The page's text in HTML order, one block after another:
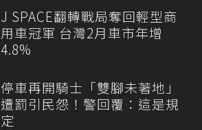
J SPACE翻轉戰局奪回輕型商
用車冠軍 台灣2月車市年增
4.8%
停車再開騎士「雙腳未著地」
遭罰引民怨！警回覆：這是規
定